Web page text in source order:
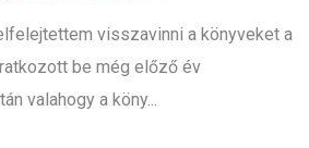
visszavinni a könyveket a
be még előző év
valahogy a köny...